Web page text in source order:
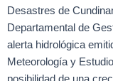
Desastres de
Departamental de
alerta hidrológica
Meteorología y
posibilidad de una